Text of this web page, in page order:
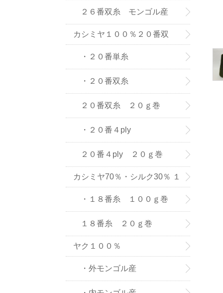
２６番双糸 モンゴル産
カシミヤ１００％２０番双
糸・単糸
・２０番単糸
・２０番双糸
２０番双糸 ２０ｇ巻
・２０番４ply
２０番４ply ２０ｇ巻
カシミヤ70％・シルク30％ １
８番糸
・１８番糸 １００ｇ巻
１８番糸 ２０ｇ巻
ヤク１００％
・外モンゴル産